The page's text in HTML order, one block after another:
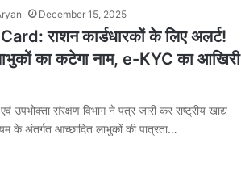
December 15, 2025
राशन कार्डधारकों के लिए अलर्ट!
का कटेगा नाम, e-KYC का आखिरी
उपभोक्ता संरक्षण विभाग ने पत्र जारी कर राष्ट्रीय खाद्य
के अंतर्गत आच्छादित लाभुकों की पात्रता…